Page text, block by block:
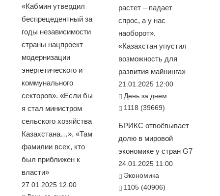
«Кабмин утвердил
беспрецедентный за
годы независимости
страны нацпроект
модернизации
энергетического и
коммунального
секторов». «Если бы
я стал министром
сельского хозяйства
Казахстана…». «Там
фамилии всех, кто
был приближен к
власти»
27.01.2025 12:00
растет – падает
спрос, а у нас
наоборот».
«Казахстан упустил
возможность для
развития майнинга»
21.01.2025 12:00
День за днем
1118 (39669)
БРИКС отвоёвывает
долю в мировой
экономике у стран G7
24.01.2025 11:00
Экономика
1105 (40906)